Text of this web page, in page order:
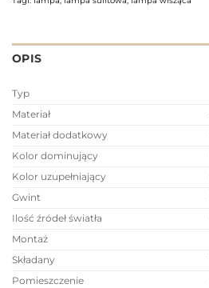
OPIS
Typ
Materiał
Materiał dodatkowy
Kolor dominujący
Kolor uzupełniający
Gwint
Ilość źródeł światła
Montaż
Składany
Pomieszczenie